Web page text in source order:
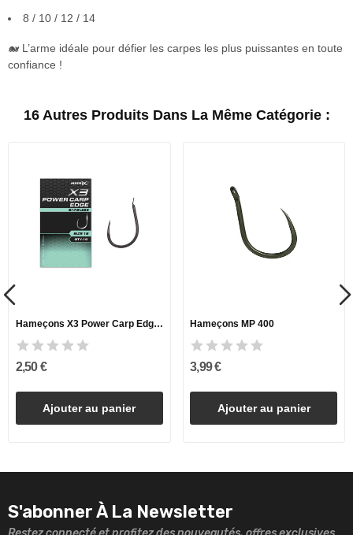
8 / 10 / 12 / 14
🐋 L’arme idéale pour défier les carpes les plus puissantes en toute
confiance !
16 Autres Produits Dans La Même Catégorie :
Hameçons X3 Power Carp Edge - Spade End
2,50 €
Ajouter au panier
Hameçons MP 400
3,99 €
Ajouter au panier
S'abonner À La Newsletter